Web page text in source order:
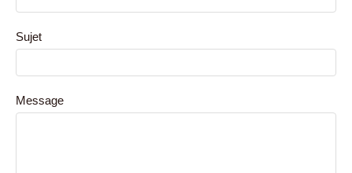
Sujet
Message